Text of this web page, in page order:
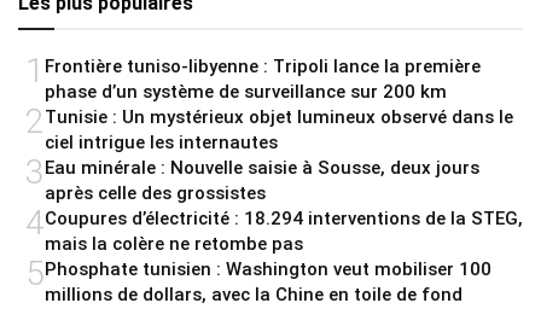
1 Frontière tuniso-libyenne : Tripoli lance la première
phase d’un système de surveillance sur 200 km
2 Tunisie : Un mystérieux objet lumineux observé dans le
ciel intrigue les internautes
3Eau minérale : Nouvelle saisie à Sousse, deux jours
après celle des grossistes
4Coupures d’électricité : 18.294 interventions de la STEG,
mais la colère ne retombe pas
5Phosphate tunisien : Washington veut mobiliser 100
millions de dollars, avec la Chine en toile de fond